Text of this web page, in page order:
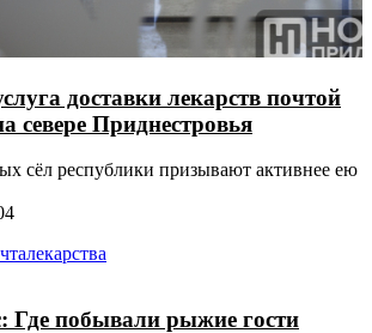
доставки лекарств почтой
севере Приднестровья
сёл республики призывают активнее ею
лекарства
Где побывали рыжие гости